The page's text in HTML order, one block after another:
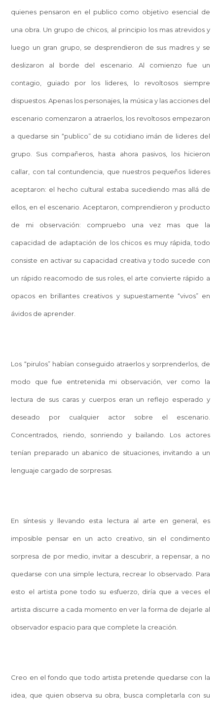
quienes pensaron en el publico como objetivo esencial de
una obra. Un grupo de chicos, al principio los mas atrevidos y
luego un gran grupo, se desprendieron de sus madres y se
deslizaron al borde del escenario. Al comienzo fue un
contagio, guiado por los lideres, lo revoltosos siempre
dispuestos. Apenas los personajes, la música y las acciones del
escenario comenzaron a atraerlos, los revoltosos empezaron
a quedarse sin “publico” de su cotidiano imán de lideres del
grupo. Sus compañeros, hasta ahora pasivos, los hicieron
callar, con tal contundencia, que nuestros pequeños lideres
aceptaron: el hecho cultural estaba sucediendo mas allá de
ellos, en el escenario. Aceptaron, comprendieron y producto
de mi observación: compruebo una vez mas que la
capacidad de adaptación de los chicos es muy rápida, todo
consiste en activar su capacidad creativa y todo sucede con
un rápido reacomodo de sus roles, el arte convierte rápido a
opacos en brillantes creativos y supuestamente “vivos” en
ávidos de aprender.
Los “pirulos” habían conseguido atraerlos y sorprenderlos, de
modo que fue entretenida mi observación, ver como la
lectura de sus caras y cuerpos eran un reflejo esperado y
deseado por cualquier actor sobre el escenario.
Concentrados, riendo, sonriendo y bailando. Los actores
tenían preparado un abanico de situaciones, invitando a un
lenguaje cargado de sorpresas.
En síntesis y llevando esta lectura al arte en general, es
imposible pensar en un acto creativo, sin el condimento
sorpresa de por medio, invitar a descubrir, a repensar, a no
quedarse con una simple lectura, recrear lo observado. Para
esto el artista pone todo su esfuerzo, diría que a veces el
artista discurre a cada momento en ver la forma de dejarle al
observador espacio para que complete la creación.
Creo en el fondo que todo artista pretende quedarse con la
idea, que quien observa su obra, busca completarla con su